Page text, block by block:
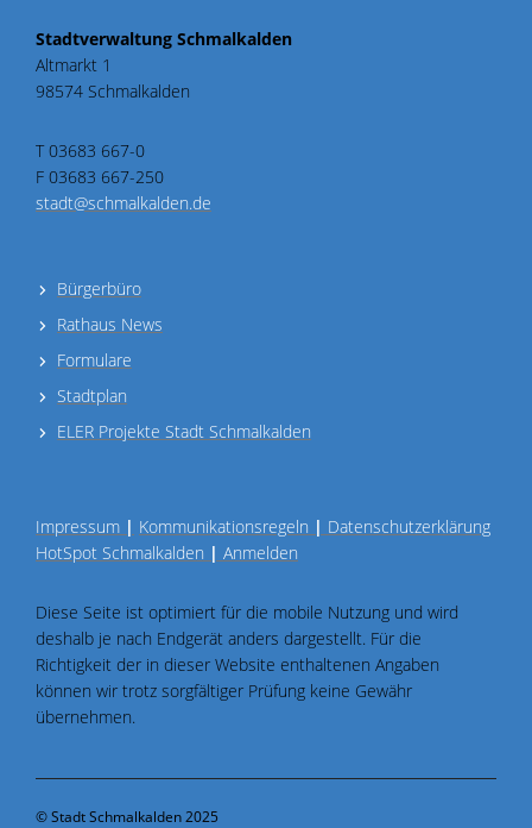
Stadtverwaltung Schmalkalden
Altmarkt 1
98574 Schmalkalden
T 03683 667-0
F 03683 667-250
stadt@schmalkalden.de
Bürgerbüro
Rathaus News
Formulare
Stadtplan
ELER Projekte Stadt Schmalkalden
Impressum | Kommunikationsregeln | Datenschutzerklärung
HotSpot Schmalkalden | Anmelden
Diese Seite ist optimiert für die mobile Nutzung und wird
deshalb je nach Endgerät anders dargestellt. Für die
Richtigkeit der in dieser Website enthaltenen Angaben
können wir trotz sorgfältiger Prüfung keine Gewähr
übernehmen.
© Stadt Schmalkalden 2025